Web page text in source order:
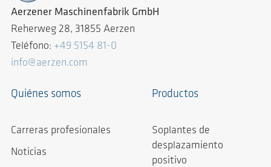
Aerzener Maschinenfabrik GmbH
Reherweg 28, 31855 Aerzen
Teléfono: +49 5154 81-0
info@aerzen.com
Quiénes somos
Carreras profesionales
Noticias
Productos
Soplantes de
desplazamiento
positivo